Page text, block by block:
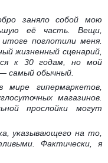
заняло собой мою
её часть. Вещи,
поглотили меня.
жизненный сценарий,
к 30 годам, но мой
самый обычный.
гипермаркетов,
магазинов.
прослойки могут
указывающего на то,
Фактически, я